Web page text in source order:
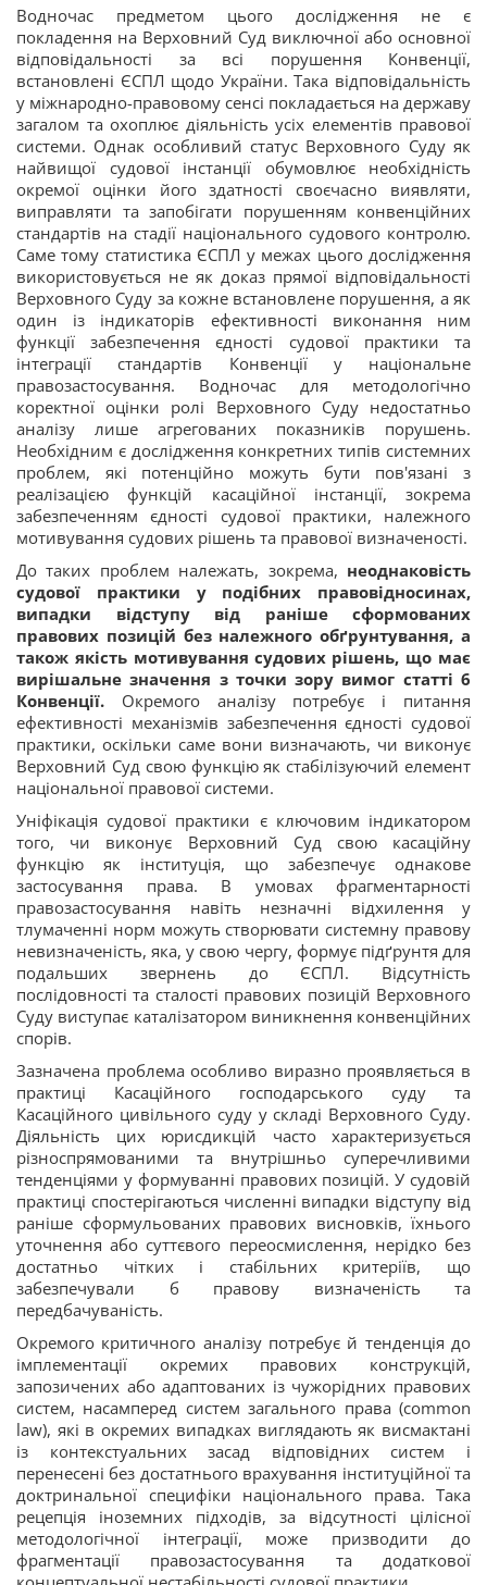
Водночас предметом цього дослідження не є
покладення на Верховний Суд виключної або основної
відповідальності за всі порушення Конвенції,
встановлені ЄСПЛ щодо України. Така відповідальність
у міжнародно-правовому сенсі покладається на державу
загалом та охоплює діяльність усіх елементів правової
системи. Однак особливий статус Верховного Суду як
найвищої судової інстанції обумовлює необхідність
окремої оцінки його здатності своєчасно виявляти,
виправляти та запобігати порушенням конвенційних
стандартів на стадії національного судового контролю.
Саме тому статистика ЄСПЛ у межах цього дослідження
використовується не як доказ прямої відповідальності
Верховного Суду за кожне встановлене порушення, а як
один із індикаторів ефективності виконання ним
функції забезпечення єдності судової практики та
інтеграції стандартів Конвенції у національне
правозастосування. Водночас для методологічно
коректної оцінки ролі Верховного Суду недостатньо
аналізу лише агрегованих показників порушень.
Необхідним є дослідження конкретних типів системних
проблем, які потенційно можуть бути пов'язані з
реалізацією функцій касаційної інстанції, зокрема
забезпеченням єдності судової практики, належного
мотивування судових рішень та правової визначеності.
До таких проблем належать, зокрема, неоднаковість
судової практики у подібних правовідносинах,
випадки відступу від раніше сформованих
правових позицій без належного обґрунтування, а
також якість мотивування судових рішень, що має
вирішальне значення з точки зору вимог статті 6
Конвенції. Окремого аналізу потребує і питання
ефективності механізмів забезпечення єдності судової
практики, оскільки саме вони визначають, чи виконує
Верховний Суд свою функцію як стабілізуючий елемент
національної правової системи.
Уніфікація судової практики є ключовим індикатором
того, чи виконує Верховний Суд свою касаційну
функцію як інституція, що забезпечує однакове
застосування права. В умовах фрагментарності
правозастосування навіть незначні відхилення у
тлумаченні норм можуть створювати системну правову
невизначеність, яка, у свою чергу, формує підґрунтя для
подальших звернень до ЄСПЛ. Відсутність
послідовності та сталості правових позицій Верховного
Суду виступає каталізатором виникнення конвенційних
спорів.
Зазначена проблема особливо виразно проявляється в
практиці Касаційного господарського суду та
Касаційного цивільного суду у складі Верховного Суду.
Діяльність цих юрисдикцій часто характеризується
різноспрямованими та внутрішньо суперечливими
тенденціями у формуванні правових позицій. У судовій
практиці спостерігаються численні випадки відступу від
раніше сформульованих правових висновків, їхнього
уточнення або суттєвого переосмислення, нерідко без
достатньо чітких і стабільних критеріїв, що
забезпечували б правову визначеність та
передбачуваність.
Окремого критичного аналізу потребує й тенденція до
імплементації окремих правових конструкцій,
запозичених або адаптованих із чужорідних правових
систем, насамперед систем загального права (common
law), які в окремих випадках виглядають як висмактані
із контекстуальних засад відповідних систем і
перенесені без достатнього врахування інституційної та
доктринальної специфіки національного права. Така
рецепція іноземних підходів, за відсутності цілісної
методологічної інтеграції, може призводити до
фрагментації правозастосування та додаткової